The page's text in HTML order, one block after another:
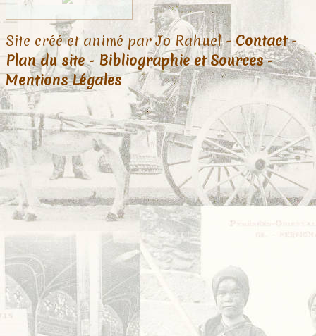
Site créé et animé par Jo Rahuel -Contact-
Plan du site- Bibliographie et Sources-
Mentions Légales